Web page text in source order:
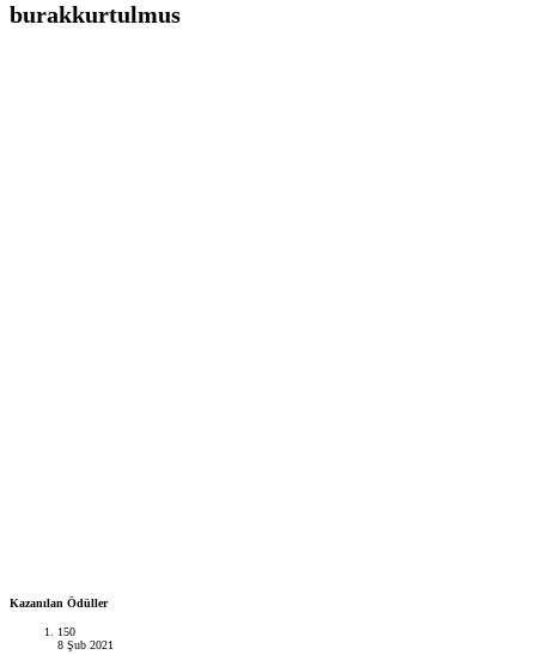
burakkurtulmus
Kazanılan Ödüller
150
8 Şub 2021